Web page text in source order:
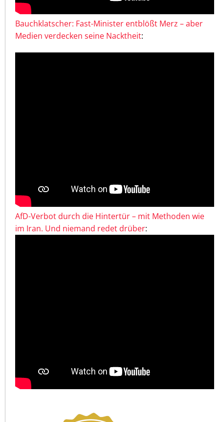
Bauchklatscher: Fast-Minister entblößt Merz – aber
Medien verdecken seine Nacktheit:
AfD-Verbot durch die Hintertür – mit Methoden wie
im Iran. Und niemand redet drüber: